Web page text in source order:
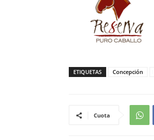
ETIQUETAS Concepción
Cuota